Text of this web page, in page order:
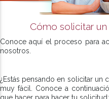
Cómo solicitar
Conoce aquí el proceso para
nosotros.
¿Estás pensando en solicitar un
muy fácil. Conoce a